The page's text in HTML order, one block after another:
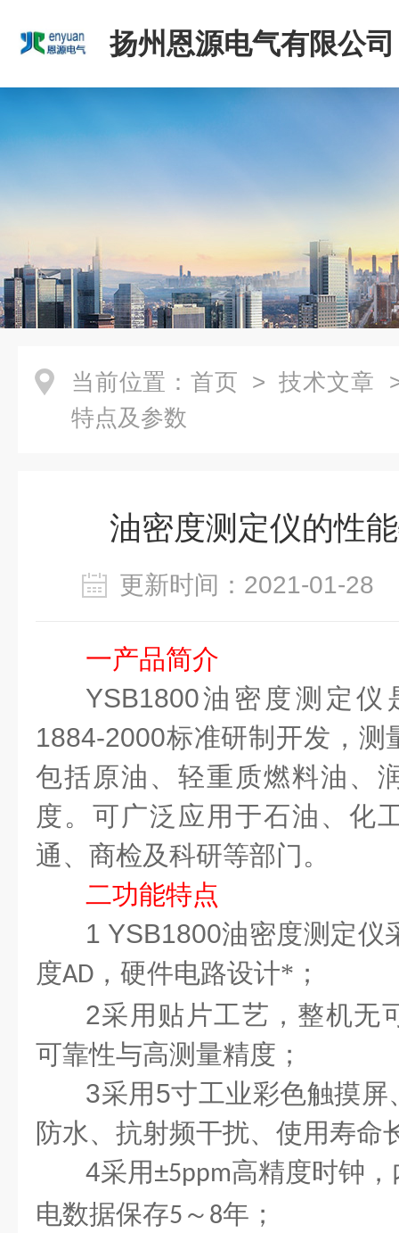
扬州恩源电气有限公司
当前位置： 首页 > 技术文章
特点及参数
油密度测定仪的性
更新时间：2021-01-
一产品简介
YSB1800油密度测定仪
1884-2000标准研制开发，测
包括原油、轻重质燃料油、
度。可广泛应用于石油、化
通、商检及科研等部门。
二功能特点
1 YSB1800油密度测定仪
度AD ，硬件电路设计*；
2采用贴片工艺，整机无
可靠性与高测量精度；
3采用 5寸工业彩色触摸屏
防水、抗射频干扰、使用寿命
4采用±5ppm高精度时钟
电数据保存5 ～ 8年；